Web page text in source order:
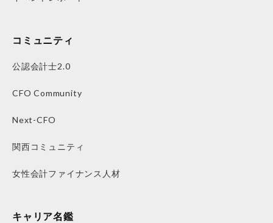
コミュニティ
公認会計士2.0
CFO Community
Next-CFO
関西コミュニティ
女性会計ファイナンス人材
キャリア名鑑